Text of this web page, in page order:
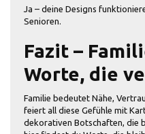
Ja – deine Designs
Senioren.
Fazit –
Worte, die
Familie bedeutet Nähe,
feiert all diese Gefühle mit
dekorativen Botschaften, die